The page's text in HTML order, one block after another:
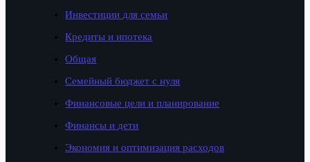
Инвестиции для семьи
Кредиты и ипотека
Общая
Семейный бюджет с нуля
Финансовые цели и планирование
Финансы и дети
Экономия и оптимизация расходов